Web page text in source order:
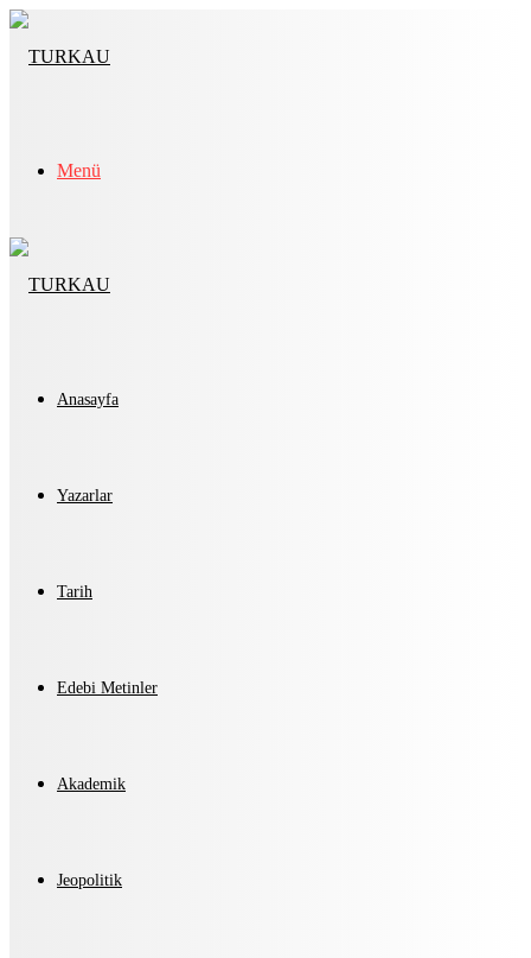
Menü
Anasayfa
Yazarlar
Tarih
Edebi Metinler
Akademik
Jeopolitik